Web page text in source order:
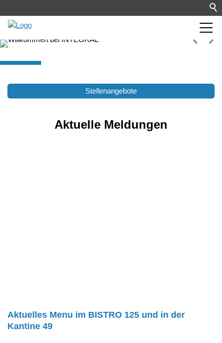
Stellenangebote
Aktuelle Meldungen
Aktuelles Menu im BISTRO 125 und in der
Kantine 49